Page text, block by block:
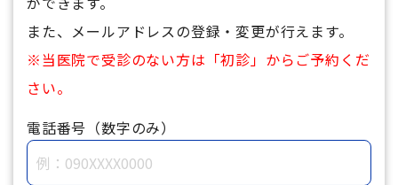
また、メールアドレスの登録・変更が行えます。
※当医院で受診のない方は「初診」からご予約くだ
さい。
電話番号（数字のみ）